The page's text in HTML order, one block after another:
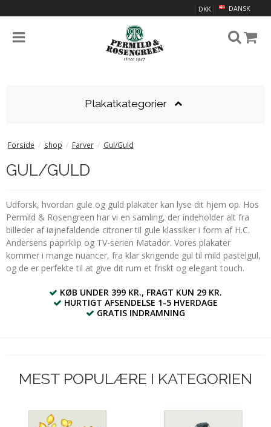
DANSK
DKK
Plakatkategorier
Forside / shop / Farver / Gul/Guld
GUL/GULD
Udforsk, hvordan gule og guld plakater kan lyse dit hjem op. Hos
Permild & Rosengreen har vi en samling, der indeholder alt fra
billeder af iøjnefaldende citroner til gule klassiker i form af H.C.
Andersens papirklip og TV-serien Matador. Vores plakater
kommer i mange nuancer, fra klar skrigende gul til mild pastelgul,
og de er perfekte til at give dit rum et friskt og elegant touch.
KØB UNDER 399 KR., FRAGT KUN 29 KR.
HURTIGT AFSENDELSE 1-5 HVERDAGE
GRATIS INDRAMNING
MEST POPULÆRE I KATEGORIEN